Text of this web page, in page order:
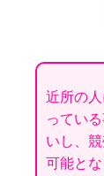
近所の
ってい
いし、
可能と